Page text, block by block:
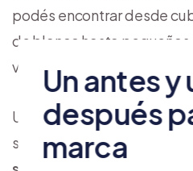
podés encontrar desde
de blanco hasta
vajilla y artículos
Uno de sus principales
sus precios bajos, es su
Un antes y
después
marca